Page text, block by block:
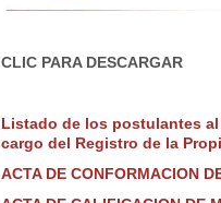
CLIC PARA DESCARGAR
Listado de los postulantes
cargo del Registro de la
ACTA DE CONFORMACION